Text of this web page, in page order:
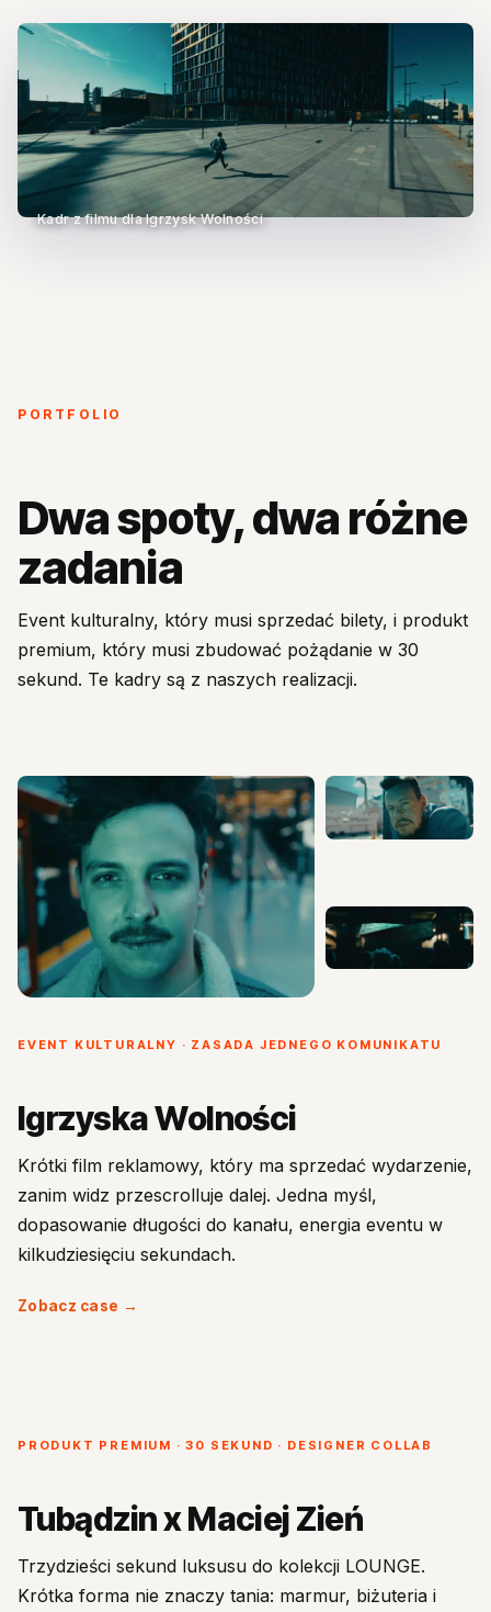
Kadr z filmu dla Igrzysk Wolności
PORTFOLIO
Dwa spoty, dwa różne
zadania
Event kulturalny, który musi sprzedać bilety, i produkt
premium, który musi zbudować pożądanie w 30
sekund. Te kadry są z naszych realizacji.
EVENT KULTURALNY · ZASADA JEDNEGO KOMUNIKATU
Igrzyska Wolności
Krótki film reklamowy, który ma sprzedać wydarzenie,
zanim widz przescrolluje dalej. Jedna myśl,
dopasowanie długości do kanału, energia eventu w
kilkudziesięciu sekundach.
Zobacz case →
PRODUKT PREMIUM · 30 SEKUND · DESIGNER COLLAB
Tubądzin x Maciej Zień
Trzydzieści sekund luksusu do kolekcji LOUNGE.
Krótka forma nie znaczy tania: marmur, biżuteria i